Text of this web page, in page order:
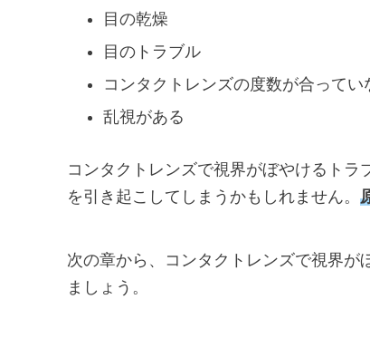
目の乾燥
目のトラブル
コンタクトレンズの度数が合ってい
乱視がある
コンタクトレンズで視界がぼやけるト
を引き起こしてしまうかもしれません。
次の章から、コンタクトレンズで視界が
ましょう。